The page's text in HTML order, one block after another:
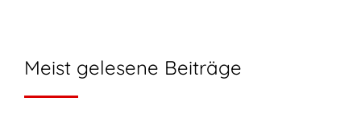
Meist gelesene Beiträge